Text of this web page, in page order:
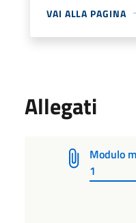
VAI ALLA PAGINA
Allegati
Modulo
1